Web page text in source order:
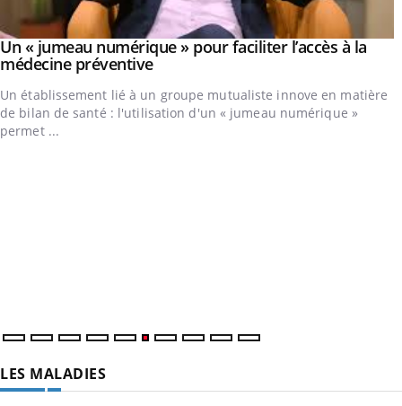
Youtube
Un « jumeau numérique » pour faciliter l’accès à la
médecine préventiveYoutube
Un établissement lié à un groupe mutualiste innove en matière
de bilan de santé : l'utilisation d'un « jumeau numérique »
permet ...
LES MALADIES